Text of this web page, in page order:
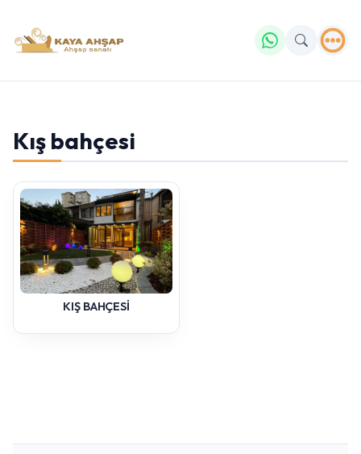
Kış bahçesi
KIŞ BAHÇESİ
Yazmaya başlayın...